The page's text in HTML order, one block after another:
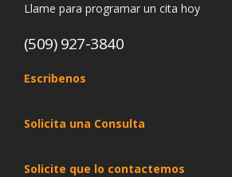
Llame para programar un cita hoy
(509) 927-3840
Escribenos
Solicita una Consulta
Solicite que lo contactemos